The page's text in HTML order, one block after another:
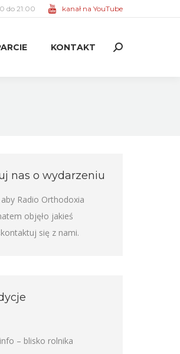
do 21:00 kanał na YouTube
KONTAKT Search:
nas o wydarzeniu
aby Radio Orthodoxia
objęło jakieś
się z nami.
– blisko rolnika